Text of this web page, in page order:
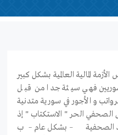
المالية العالمية بشكل كبير
فهي سيئة جدا من قبل
و الأجور في سورية متدنية
الصحفي الحر " الاستكتاب " إذ
الصحفية – بشكل عام – ب